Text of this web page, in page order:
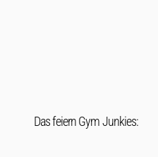
Das feiern Gym Junkies: